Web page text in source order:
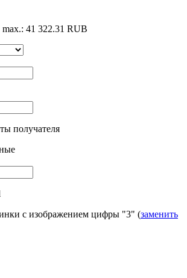
max.: 41 322.31 RUB
получателя
с изображением цифры "3" (заменить